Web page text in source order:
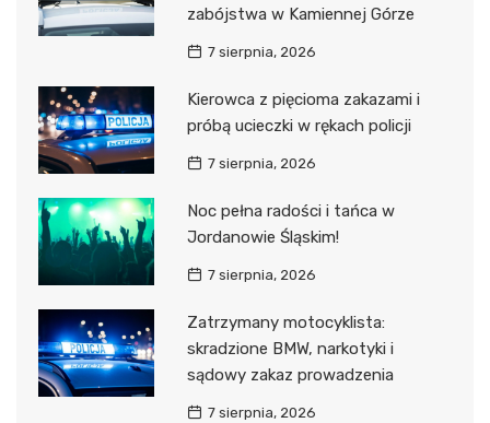
zabójstwa w Kamiennej Górze
7 sierpnia, 2026
Kierowca z pięcioma zakazami i
próbą ucieczki w rękach policji
7 sierpnia, 2026
Noc pełna radości i tańca w
Jordanowie Śląskim!
7 sierpnia, 2026
Zatrzymany motocyklista:
skradzione BMW, narkotyki i
sądowy zakaz prowadzenia
7 sierpnia, 2026